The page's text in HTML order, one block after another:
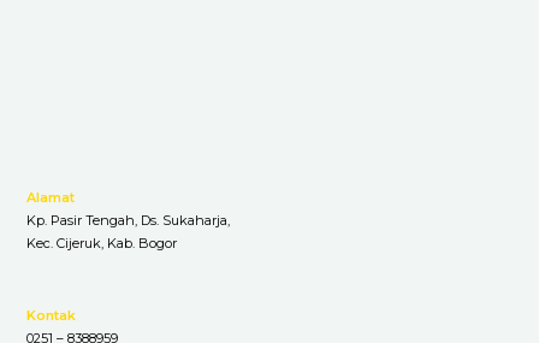
Alamat
Kp. Pasir Tengah, Ds. Sukaharja,
Kec. Cijeruk, Kab. Bogor
Kontak
0251 – 8388959